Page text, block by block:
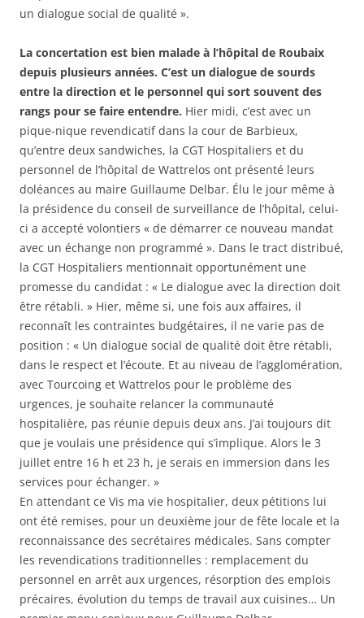
un dialogue social de qualité ».
La concertation est bien malade à l’hôpital de Roubaix
depuis plusieurs années. C’est un dialogue de sourds
entre la direction et le personnel qui sort souvent des
rangs pour se faire entendre. Hier midi, c’est avec un
pique-nique revendicatif dans la cour de Barbieux,
qu’entre deux sandwiches, la CGT Hospitaliers et du
personnel de l’hôpital de Wattrelos ont présenté leurs
doléances au maire Guillaume Delbar. Élu le jour même à
la présidence du conseil de surveillance de l’hôpital, celui-
ci a accepté volontiers « de démarrer ce nouveau mandat
avec un échange non programmé ». Dans le tract distribué,
la CGT Hospitaliers mentionnait opportunément une
promesse du candidat : « Le dialogue avec la direction doit
être rétabli. » Hier, même si, une fois aux affaires, il
reconnaît les contraintes budgétaires, il ne varie pas de
position : « Un dialogue social de qualité doit être rétabli,
dans le respect et l’écoute. Et au niveau de l’agglomération,
avec Tourcoing et Wattrelos pour le problème des
urgences, je souhaite relancer la communauté
hospitalière, pas réunie depuis deux ans. J’ai toujours dit
que je voulais une présidence qui s’implique. Alors le 3
juillet entre 16 h et 23 h, je serais en immersion dans les
services pour échanger. »
En attendant ce Vis ma vie hospitalier, deux pétitions lui
ont été remises, pour un deuxième jour de fête locale et la
reconnaissance des secrétaires médicales. Sans compter
les revendications traditionnelles : remplacement du
personnel en arrêt aux urgences, résorption des emplois
précaires, évolution du temps de travail aux cuisines… Un